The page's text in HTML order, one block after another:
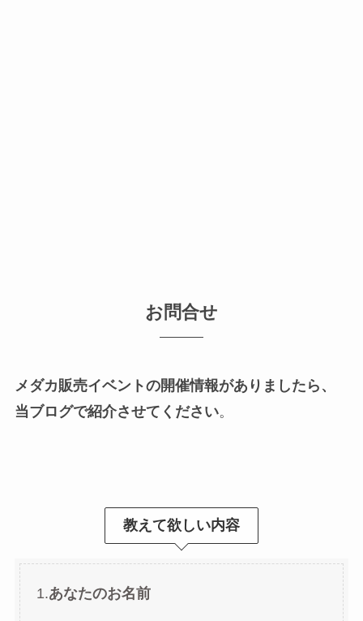
お問合せ
メダカ販売イベントの開催情報がありましたら、
当ブログで紹介させてください。
教えて欲しい内容
1.あなたのお名前